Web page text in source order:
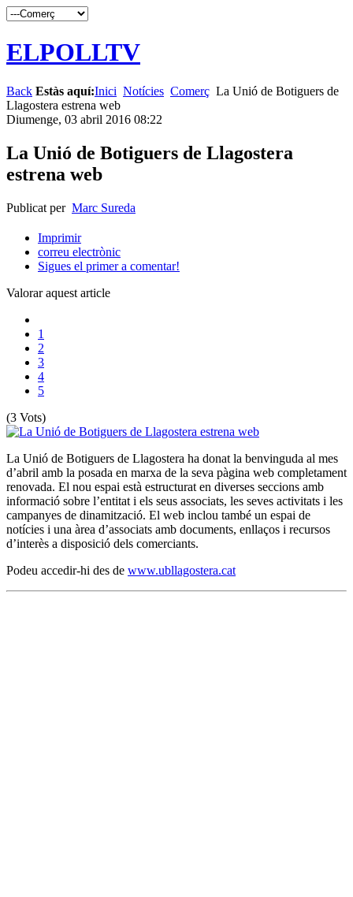
ELPOLLTV
Back Estàs aquí:Inici Notícies Comerç La Unió de Botiguers de
Llagostera estrena web
Diumenge, 03 abril 2016 08:22
La Unió de Botiguers de Llagostera
estrena web
Publicat per Marc Sureda
Imprimir
correu electrònic
Sigues el primer a comentar!
Valorar aquest article
1
2
3
4
5
(3 Vots)
La Unió de Botiguers de Llagostera ha donat la benvinguda al mes
d’abril amb la posada en marxa de la seva pàgina web completament
renovada. El nou espai està estructurat en diverses seccions amb
informació sobre l’entitat i els seus associats, les seves activitats i les
campanyes de dinamització. El web inclou també un espai de
notícies i una àrea d’associats amb documents, enllaços i recursos
d’interès a disposició dels comerciants.
Podeu accedir-hi des de www.ubllagostera.cat